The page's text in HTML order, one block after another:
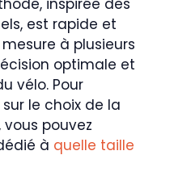
inspirée des
est rapide et
à plusieurs
optimale et
vélo. Pour
le choix de la
pouvez
à quelle taille